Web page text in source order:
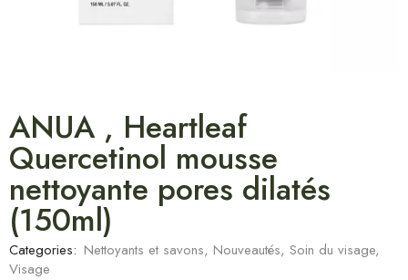
ANUA , Heartleaf
Quercetinol mousse
nettoyante pores dilatés
(150ml)
Categories: Nettoyants et savons, Nouveautés, Soin du visage,
Visage